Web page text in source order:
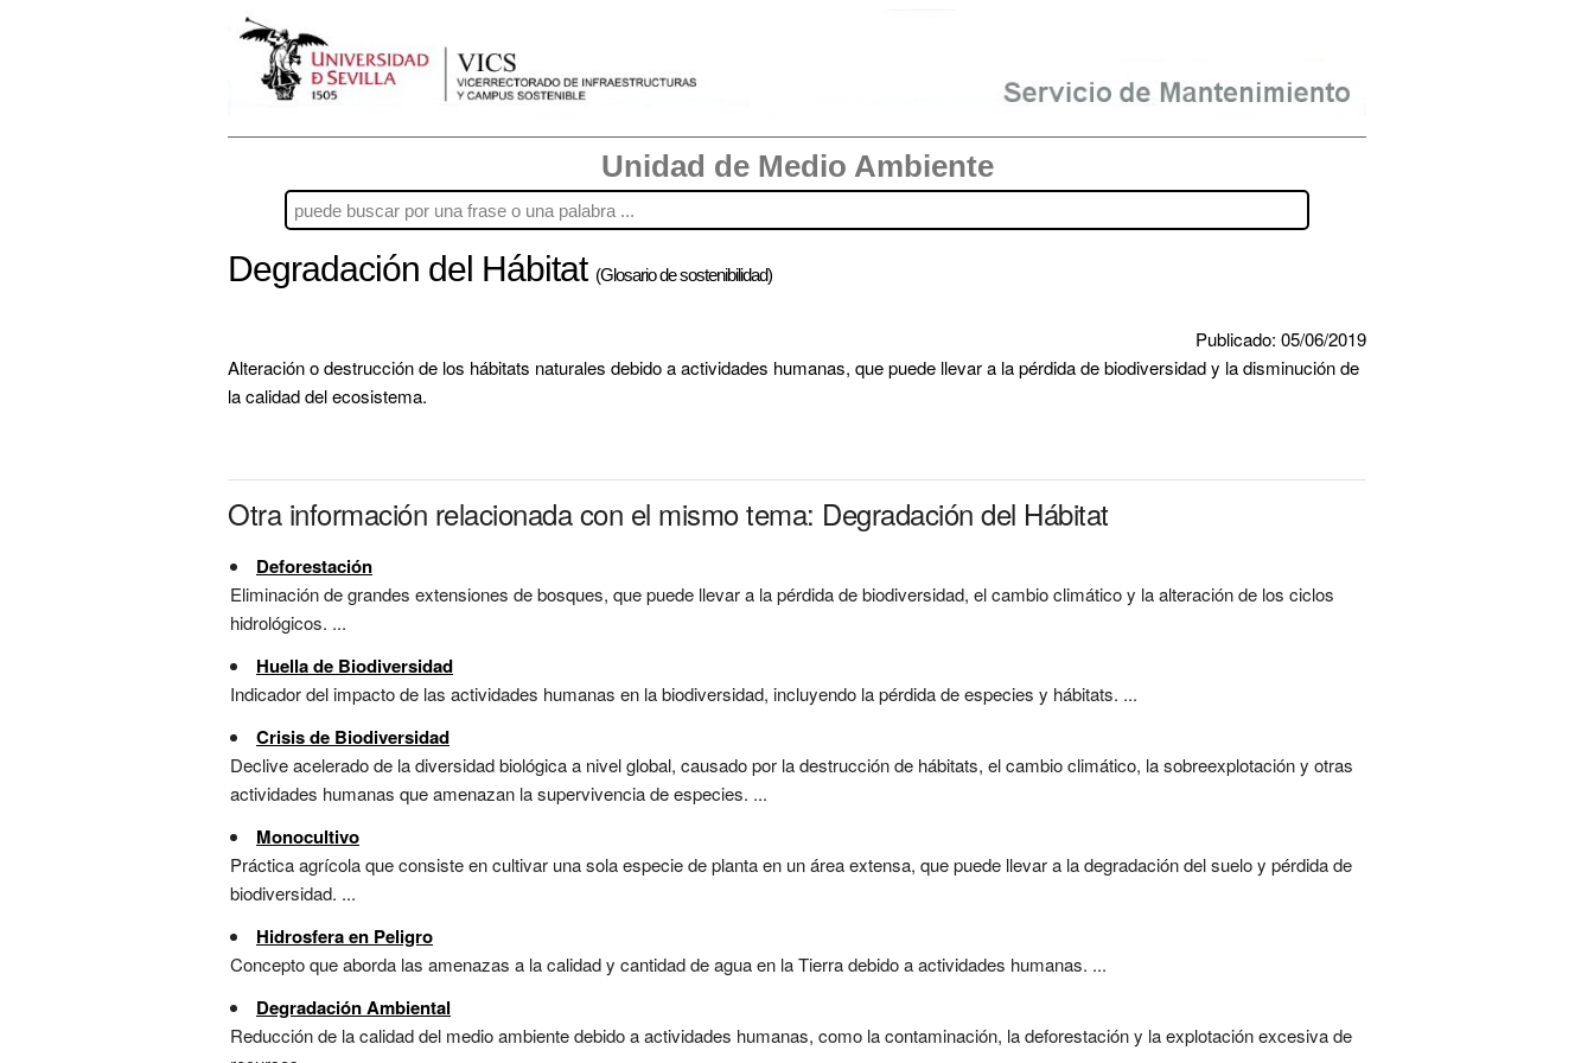
Unidad de Medio Ambiente
Degradación del Hábitat (Glosario de sostenibilidad)
Publicado: 05/06/2019
Alteración o destrucción de los hábitats naturales debido a actividades humanas, que puede llevar a la pérdida de biodiversidad y la disminución de
la calidad del ecosistema.
Otra información relacionada con el mismo tema: Degradación del Hábitat
Deforestación
Eliminación de grandes extensiones de bosques, que puede llevar a la pérdida de biodiversidad, el cambio climático y la alteración de los ciclos
hidrológicos. ...
Huella de Biodiversidad
Indicador del impacto de las actividades humanas en la biodiversidad, incluyendo la pérdida de especies y hábitats. ...
Crisis de Biodiversidad
Declive acelerado de la diversidad biológica a nivel global, causado por la destrucción de hábitats, el cambio climático, la sobreexplotación y otras
actividades humanas que amenazan la supervivencia de especies. ...
Monocultivo
Práctica agrícola que consiste en cultivar una sola especie de planta en un área extensa, que puede llevar a la degradación del suelo y pérdida de
biodiversidad. ...
Hidrosfera en Peligro
Concepto que aborda las amenazas a la calidad y cantidad de agua en la Tierra debido a actividades humanas. ...
Degradación Ambiental
Reducción de la calidad del medio ambiente debido a actividades humanas, como la contaminación, la deforestación y la explotación excesiva de